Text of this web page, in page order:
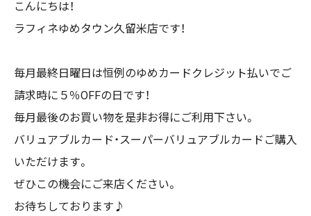
こんにちは！
ラフィネゆめタウン久留米店です！
毎月最終日曜日は恒例のゆめカードクレジット払いでご
請求時に５％OFFの日です！
毎月最後のお買い物を是非お得にご利用下さい。
バリュアブルカード・スーパーバリュアブルカードご購入
いただけます。
ぜひこの機会にご来店ください。
お待ちしております♪